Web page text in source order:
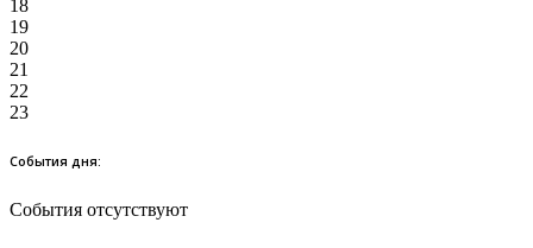
18
19
20
21
22
23
События дня:
События отсутствуют